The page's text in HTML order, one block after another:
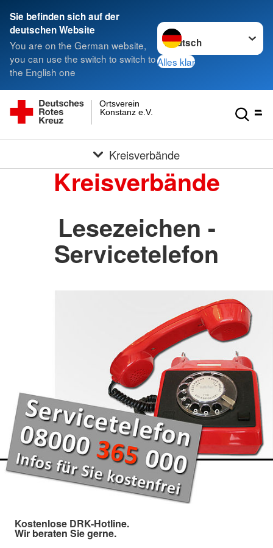
Sie befinden sich auf der
deutschen Website
You are on the German website,
you can use the switch to switch to
the English one
Sprache wechseln zu
Alles klar
Konstanz e.V.
Ortsverein
Kreisverbände
Kreisverbände
Lesezeichen -
Servicetelefon
Kostenlose DRK-Hotline.
Wir beraten Sie gerne.